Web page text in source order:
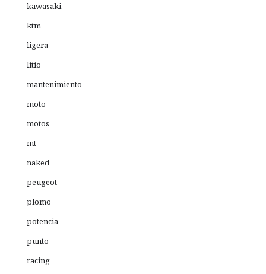
kawasaki
ktm
ligera
litio
mantenimiento
moto
motos
mt
naked
peugeot
plomo
potencia
punto
racing